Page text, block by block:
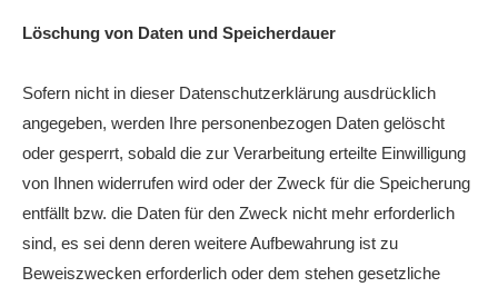
Löschung von Daten und Speicherdauer
Sofern nicht in dieser Datenschutzerklärung ausdrücklich
angegeben, werden Ihre personenbezogen Daten gelöscht
oder gesperrt, sobald die zur Verarbeitung erteilte Einwilligung
von Ihnen widerrufen wird oder der Zweck für die Speicherung
entfällt bzw. die Daten für den Zweck nicht mehr erforderlich
sind, es sei denn deren weitere Aufbewahrung ist zu
Beweiszwecken erforderlich oder dem stehen gesetzliche